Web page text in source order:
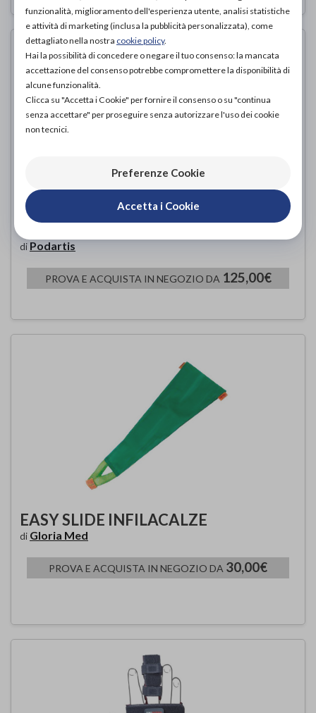
CALZATURA PODARTIS JANE
di Podartis
PROVA E ACQUISTA IN NEGOZIO DA 125,00€
EASY SLIDE INFILACALZE
di Gloria Med
PROVA E ACQUISTA IN NEGOZIO DA 30,00€
funzionalità, miglioramento dell'esperienza utente, analisi statistiche
e attività di marketing (inclusa la pubblicità personalizzata), come
dettagliato nella nostra cookie policy.
Hai la possibilità di concedere o negare il tuo consenso: la mancata
accettazione del consenso potrebbe compromettere la disponibilità di
alcune funzionalità.
Clicca su "Accetta i Cookie" per fornire il consenso o su "continua
senza accettare" per proseguire senza autorizzare l'uso dei cookie
non tecnici.
Preferenze Cookie
Accetta i Cookie